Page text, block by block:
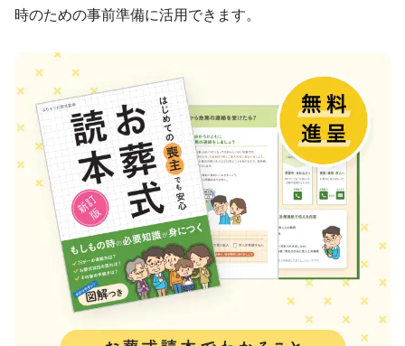
時のための事前準備に活用できます。